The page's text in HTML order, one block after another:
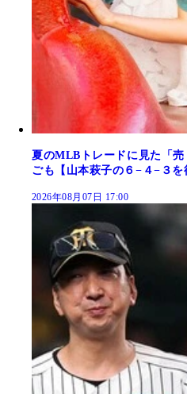
夏のMLBトレードに見た「
ごも【山本萩子の６−４−３を
2026年08月07日 17:00